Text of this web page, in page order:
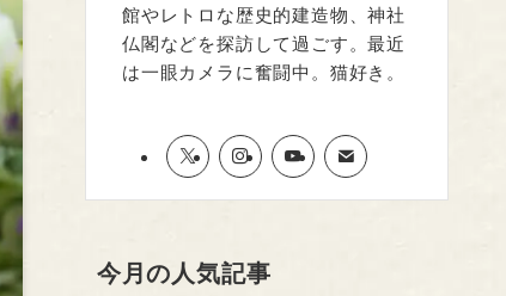
館やレトロな歴史的建造物、神社
仏閣などを探訪して過ごす。最近
は一眼カメラに奮闘中。猫好き。
今月の人気記事